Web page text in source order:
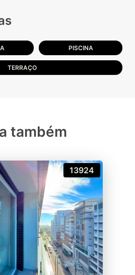
PISCINA
TERRAÇO
também
13924